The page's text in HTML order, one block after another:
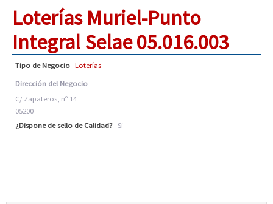
Loterías Muriel-Punto
Integral Selae 05.016.003
Tipo de Negocio Loterías
Dirección del Negocio
C/ Zapateros, nº 14
05200
¿Dispone de sello de Calidad? Si